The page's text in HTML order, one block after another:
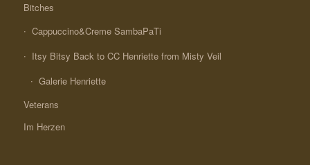
Bitches
Cappuccino&Creme SambaPaTi
Itsy Bitsy Back to CC Henriette from Misty Veil
Galerie Henriette
Veterans
Im Herzen